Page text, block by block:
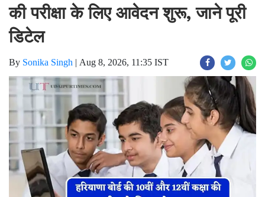
की परीक्षा के लिए आवेदन शुरू, जाने पूरी
डिटेल
By Sonika Singh | Aug 8, 2026, 11:35 IST